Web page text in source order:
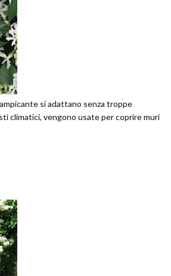
si adattano senza troppe
climatici, vengono usate per coprire muri